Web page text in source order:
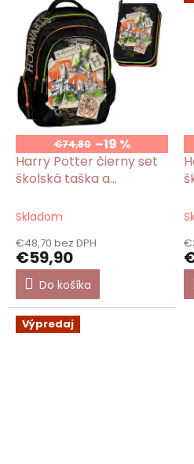
€74,80 –19 %
Harry Potter čierny set
školská taška a
Skladom
€48,70 bez DPH
€59,90
Do košíka
Výpredaj